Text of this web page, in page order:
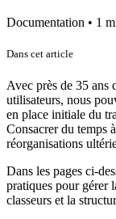
Documentation • 1
Dans cet article
Avec près de 35 ans
utilisateurs, nous
en place initiale du
Consacrer du temps
réorganisations
Dans les pages ci-
pratiques pour gérer
classeurs et la